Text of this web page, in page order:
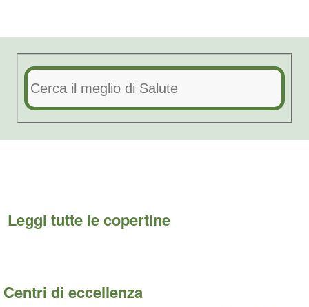
Leggi tutte le copertine
Centri di eccellenza